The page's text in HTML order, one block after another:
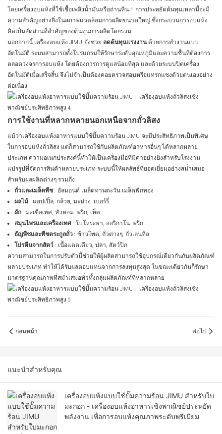
โดยเครื่องอบแห้งที่ใช้เชื้อเพลิงน้ำมันหรือถ่านหิน-1 การประหยัดต้นทุนเหล่านี้จะมี
ความสำคัญอย่างยิ่งในสภาพแวดล้อมการผลิตขนาดใหญ่ ซึ่งกระบวนการอบแห้ง
คิดเป็นสัดส่วนที่สำคัญของต้นทุนการผลิตโดยรวม
นอกจากนี้ เครื่องอบแห้ง JIMU ยังช่วย ลดต้นทุนแรงงานด้วยการทำงานแบบ
อัตโนมัติ ระบบสามารถตั้งโปรแกรมให้รักษาระดับอุณหภูมิและความชื้นที่ต้องการ
ตลอดวงจรการอบแห้ง โดยต้องการการดูแลน้อยที่สุด และด้วยระบบปิดเครื่อง
อัตโนมัติเมื่อเสร็จสิ้น จึงไม่จำเป็นต้องคอยตรวจสอบหรือแทรกแซงด้วยตนเองอย่าง
ต่อเนื่อง
การใช้งานที่หลากหลายนอกเหนือจากถั่วลิสง
แม้ว่าเครื่องอบแห้งอาหารแบบใช้ปั๊มความร้อน JIMU จะมีประสิทธิภาพเป็นพิเศษ
ในการอบแห้งถั่วลิสง แต่ก็สามารถใช้กับผลิตภัณฑ์อาหารอื่นๆ ได้หลากหลาย
ประเภท ความอเนกประสงค์นี้ทำให้เป็นเครื่องมือที่มีค่าอย่างยิ่งสำหรับโรงงาน
แปรรูปที่จัดการสินค้าหลายประเภท ระบบนี้ให้ผลลัพธ์ที่ยอดเยี่ยมอย่างสม่ำเสมอ
สำหรับผลผลิตต่างๆ รวมถึง:
ถั่วและเมล็ดพืช : อัลมอนด์ เมล็ดทานตะวัน เมล็ดฟักทอง
ผลไม้ : แอปเปิ้ล, กล้วย, มะม่วง, เบอร์รี่
ผัก : มะเขือเทศ, หัวหอม, พริก, เห็ด
สมุนไพรและเครื่องเทศ : ใบโหระพา, ออริกาโน, พริก
ธัญพืชและพืชตระกูลถั่ว : ข้าวโพด, ถั่วต่างๆ, ถั่วเลนทิล
โปรตีนจากสัตว์ : เนื้อแดดเดียว, ปลา, สัตว์ปีก
ความสามารถในการปรับตัวนี้ช่วยให้ผู้ผลิตสามารถใช้อุปกรณ์เดียวกันกับผลิตภัณฑ์
หลายประเภท ทำให้ได้รับผลตอบแทนจากการลงทุนสูงสุด ในขณะเดียวกันก็รักษา
มาตรฐานคุณภาพที่สม่ำเสมอทั่วทั้งกลุ่มผลิตภัณฑ์ที่หลากหลาย
ก่อนหน้า ต่อไป
แนะนำสำหรับคุณ
เครื่องอบแห้งแบบใช้ปั๊มความร้อน JIMU สำหรับใบ
มะกอก - เครื่องอบแห้งอาหารเชิงพาณิชย์ประหยัด
พลังงาน เพื่อการอบแห้งคุณภาพระดับพรีเมียม